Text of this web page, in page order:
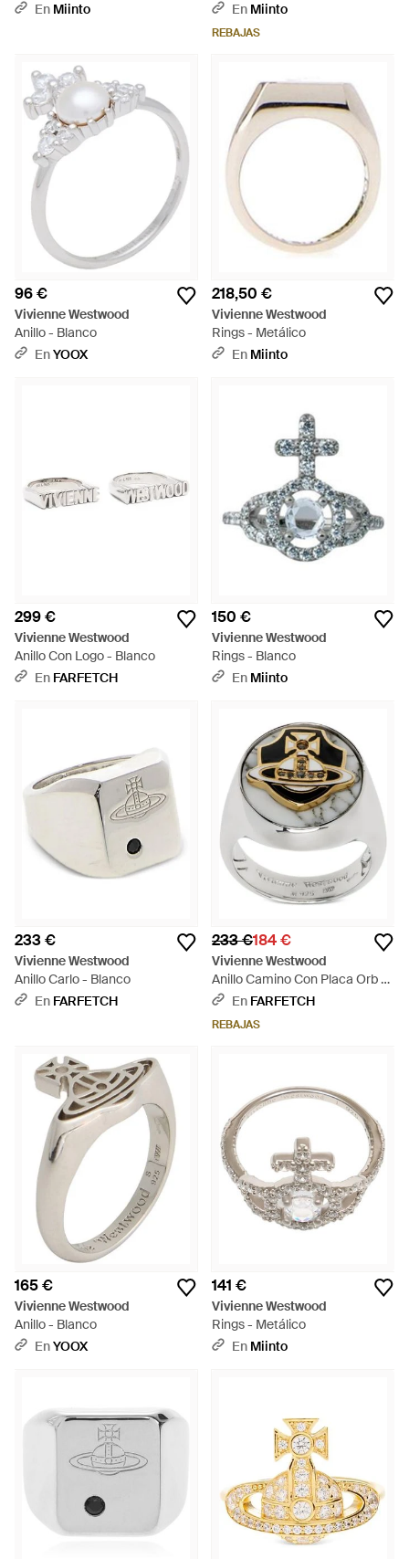
En Miinto
En Miinto
REBAJAS
96 €
Vivienne Westwood
Anillo - Blanco
EnYOOX
218,50 €
Vivienne Westwood
Rings - Metálico
En Miinto
299 €
Vivienne Westwood
Anillo Con Logo - Blanco
En FARFETCH
150 €
Vivienne Westwood
Rings - Blanco
En Miinto
233 €
Vivienne Westwood
Anillo Carlo - Blanco
En FARFETCH
233 €184 €
Vivienne Westwood
Anillo Camino Con Placa Orb -
GrisEn FARFETCH
REBAJAS
165 €
Vivienne Westwood
Anillo - Blanco
EnYOOX
141 €
Vivienne Westwood
Rings - Metálico
En Miinto